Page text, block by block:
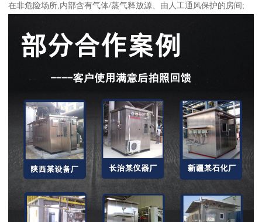
在非危险场所,内部含有气体/蒸气释放源、由人工通风保护的房间;